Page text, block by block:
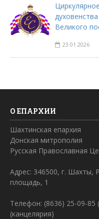
Великого
23.01.2026
О ЕПАРХИИ
Шахтинская епархия
Донская митрополия
Русская Православная
Адрес: 346500, г. Шахты,
площадь, 1
Телефон: (8636) 25-09-85
(канцелярия)